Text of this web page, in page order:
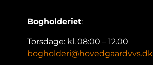
Bogholderiet:
Torsdage: kl. 08:00 – 12.00
bogholderi@hovedgaardvvs.dk